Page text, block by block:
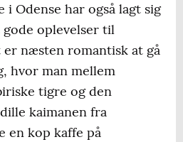
i Odense har også lagt sig
oplevelser til
næsten romantisk at gå
hvor man mellem
tigre og den
kaimanen fra
en kop kaffe på